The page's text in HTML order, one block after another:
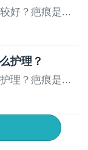
好？疤痕是...
护理？
理？疤痕是...